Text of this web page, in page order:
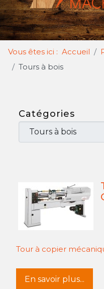
Vous êtes ici : Accueil
Tours à bois
Catégories
Tour à copier
En savoir plus...